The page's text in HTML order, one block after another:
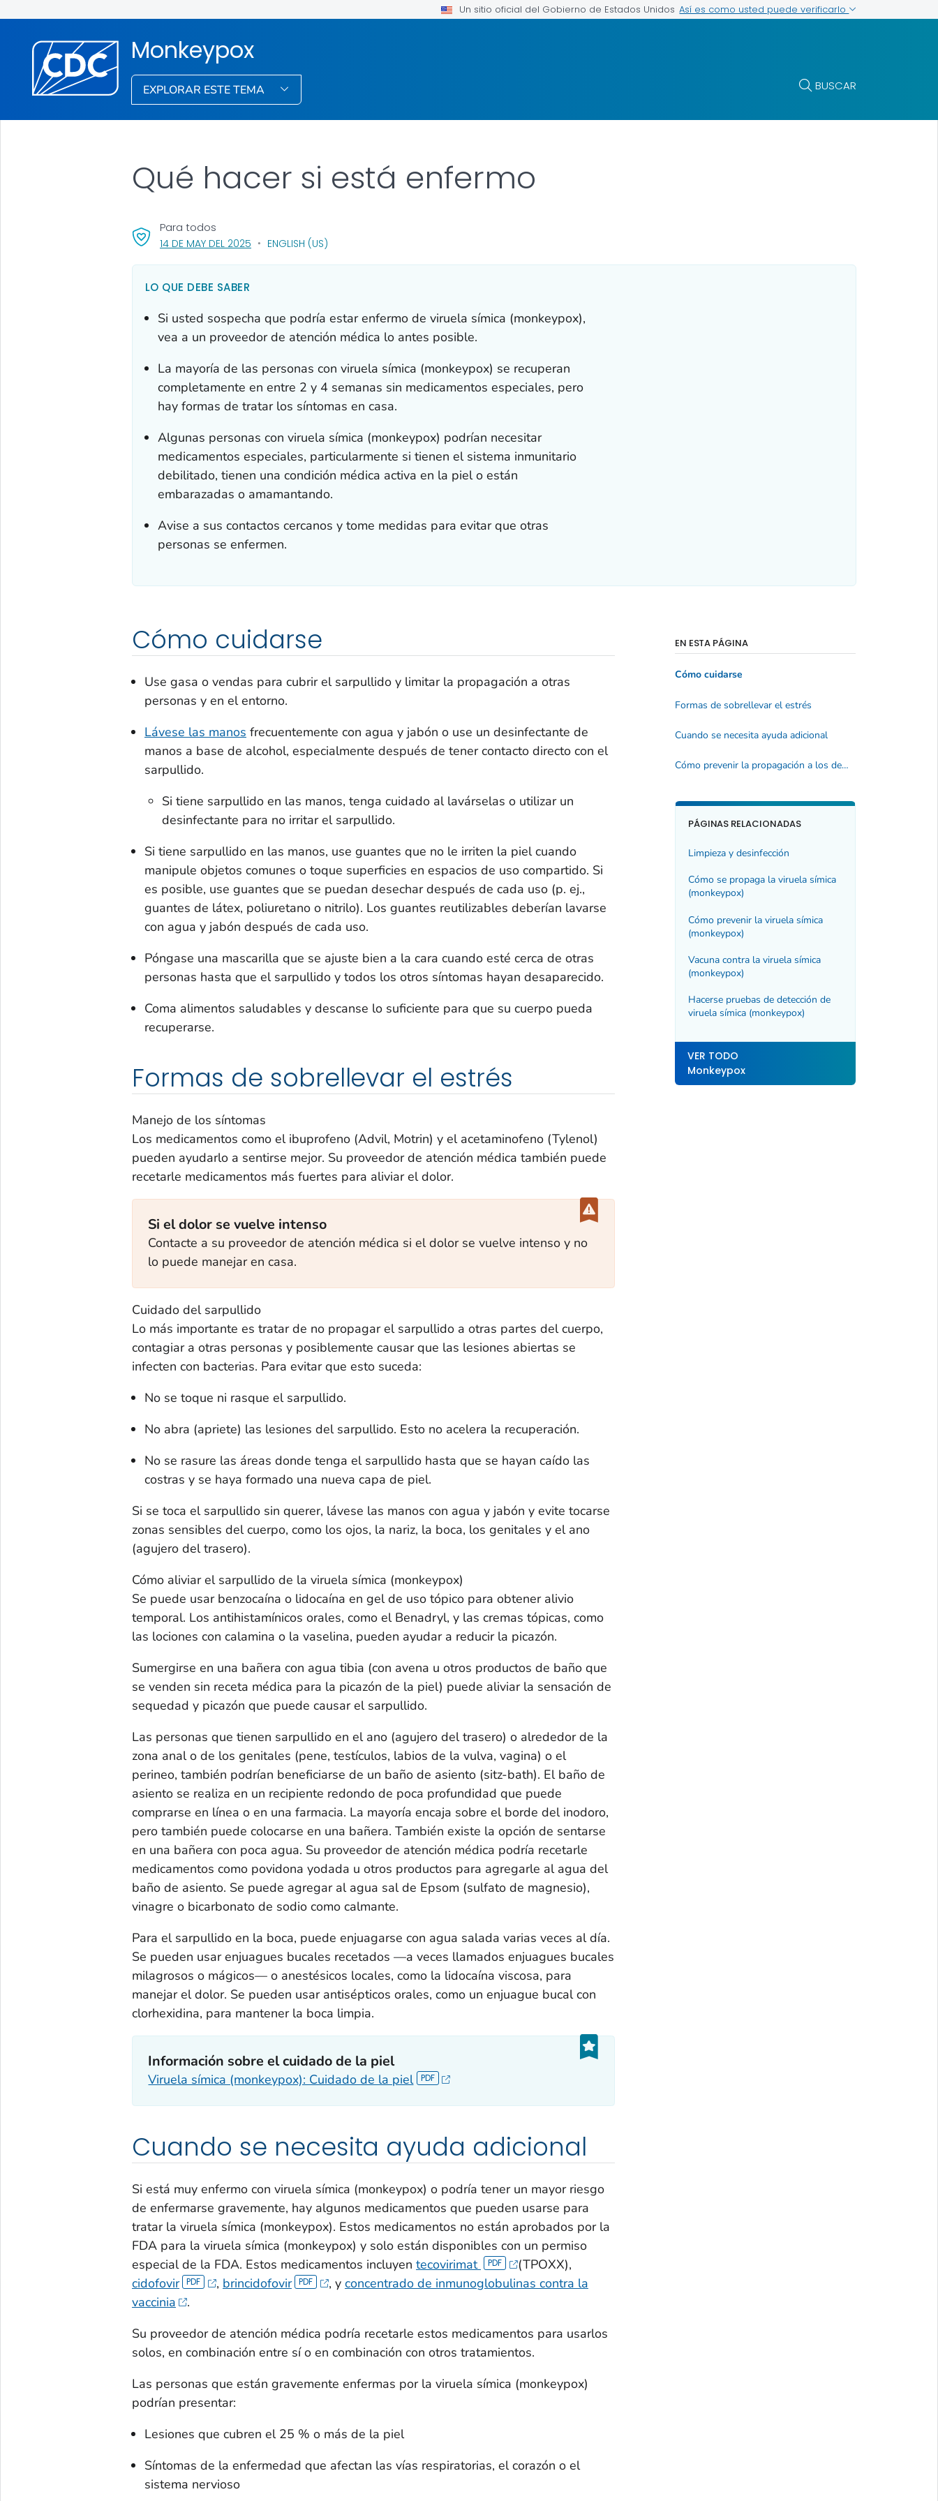
Un sitio oficial del Gobierno de Estados Unidos Así es como usted puede verificarlo
Monkeypox
EXPLORAR ESTE TEMA BUSCAR
Qué hacer si está enfermo
14 DE MAY DEL 2025, VISIT LINK FOR DETAILS.
ENGLISH (US)
Para todos
LO QUE DEBE SABER
Si usted sospecha que podría estar enfermo de viruela símica (monkeypox),
vea a un proveedor de atención médica lo antes posible.
La mayoría de las personas con viruela símica (monkeypox) se recuperan
completamente en entre 2 y 4 semanas sin medicamentos especiales, pero
hay formas de tratar los síntomas en casa.
Algunas personas con viruela símica (monkeypox) podrían necesitar
medicamentos especiales, particularmente si tienen el sistema inmunitario
debilitado, tienen una condición médica activa en la piel o están
embarazadas o amamantando.
Avise a sus contactos cercanos y tome medidas para evitar que otras
personas se enfermen.
Cómo cuidarse
Use gasa o vendas para cubrir el sarpullido y limitar la propagación a otras
personas y en el entorno.
Lávese las manos frecuentemente con agua y jabón o use un desinfectante de
manos a base de alcohol, especialmente después de tener contacto directo con el
sarpullido.
Si tiene sarpullido en las manos, tenga cuidado al lavárselas o utilizar un
desinfectante para no irritar el sarpullido.
Si tiene sarpullido en las manos, use guantes que no le irriten la piel cuando
manipule objetos comunes o toque superficies en espacios de uso compartido. Si
es posible, use guantes que se puedan desechar después de cada uso (p. ej.,
guantes de látex, poliuretano o nitrilo). Los guantes reutilizables deberían lavarse
con agua y jabón después de cada uso.
Póngase una mascarilla que se ajuste bien a la cara cuando esté cerca de otras
personas hasta que el sarpullido y todos los otros síntomas hayan desaparecido.
Coma alimentos saludables y descanse lo suficiente para que su cuerpo pueda
recuperarse.
Formas de sobrellevar el estrés
Manejo de los síntomas
Los medicamentos como el ibuprofeno (Advil, Motrin) y el acetaminofeno (Tylenol)
pueden ayudarlo a sentirse mejor. Su proveedor de atención médica también puede
recetarle medicamentos más fuertes para aliviar el dolor.
Si el dolor se vuelve intenso
Contacte a su proveedor de atención médica si el dolor se vuelve intenso y no
lo puede manejar en casa.
Cuidado del sarpullido
Lo más importante es tratar de no propagar el sarpullido a otras partes del cuerpo,
contagiar a otras personas y posiblemente causar que las lesiones abiertas se
infecten con bacterias. Para evitar que esto suceda:
No se toque ni rasque el sarpullido.
No abra (apriete) las lesiones del sarpullido. Esto no acelera la recuperación.
No se rasure las áreas donde tenga el sarpullido hasta que se hayan caído las
costras y se haya formado una nueva capa de piel.
Si se toca el sarpullido sin querer, lávese las manos con agua y jabón y evite tocarse
zonas sensibles del cuerpo, como los ojos, la nariz, la boca, los genitales y el ano
(agujero del trasero).
Cómo aliviar el sarpullido de la viruela símica (monkeypox)
Se puede usar benzocaína o lidocaína en gel de uso tópico para obtener alivio
temporal. Los antihistamínicos orales, como el Benadryl, y las cremas tópicas, como
las lociones con calamina o la vaselina, pueden ayudar a reducir la picazón.
Sumergirse en una bañera con agua tibia (con avena u otros productos de baño que
se venden sin receta médica para la picazón de la piel) puede aliviar la sensación de
sequedad y picazón que puede causar el sarpullido.
Las personas que tienen sarpullido en el ano (agujero del trasero) o alrededor de la
zona anal o de los genitales (pene, testículos, labios de la vulva, vagina) o el
perineo, también podrían beneficiarse de un baño de asiento (sitz-bath). El baño de
asiento se realiza en un recipiente redondo de poca profundidad que puede
comprarse en línea o en una farmacia. La mayoría encaja sobre el borde del inodoro,
pero también puede colocarse en una bañera. También existe la opción de sentarse
en una bañera con poca agua. Su proveedor de atención médica podría recetarle
medicamentos como povidona yodada u otros productos para agregarle al agua del
baño de asiento. Se puede agregar al agua sal de Epsom (sulfato de magnesio),
vinagre o bicarbonato de sodio como calmante.
Para el sarpullido en la boca, puede enjuagarse con agua salada varias veces al día.
Se pueden usar enjuagues bucales recetados —a veces llamados enjuagues bucales
milagrosos o mágicos— o anestésicos locales, como la lidocaína viscosa, para
manejar el dolor. Se pueden usar antisépticos orales, como un enjuague bucal con
clorhexidina, para mantener la boca limpia.
Información sobre el cuidado de la piel
Viruela símica (monkeypox): Cuidado de la piel
Cuando se necesita ayuda adicional
Si está muy enfermo con viruela símica (monkeypox) o podría tener un mayor riesgo
de enfermarse gravemente, hay algunos medicamentos que pueden usarse para
tratar la viruela símica (monkeypox). Estos medicamentos no están aprobados por la
FDA para la viruela símica (monkeypox) y solo están disponibles con un permiso
especial de la FDA. Estos medicamentos incluyen tecovirimat
(TPOXX),
cidofovir
, brincidofovir , y concentrado de inmunoglobulinas contra la
vaccinia
.
Su proveedor de atención médica podría recetarle estos medicamentos para usarlos
solos, en combinación entre sí o en combinación con otros tratamientos.
Las personas que están gravemente enfermas por la viruela símica (monkeypox)
podrían presentar:
Lesiones que cubren el 25 % o más de la piel
Síntomas de la enfermedad que afectan las vías respiratorias, el corazón o el
sistema nervioso
EN ESTA PÁGINA
Cómo cuidarse
Formas de sobrellevar el estrés
Cuando se necesita ayuda adicional
Cómo prevenir la propagación a los demás
PÁGINAS RELACIONADAS
Limpieza y desinfección
Cómo se propaga la viruela símica
(monkeypox)
Cómo prevenir la viruela símica
(monkeypox)
Vacuna contra la viruela símica
(monkeypox)
Hacerse pruebas de detección de
viruela símica (monkeypox)
VER TODO
Monkeypox